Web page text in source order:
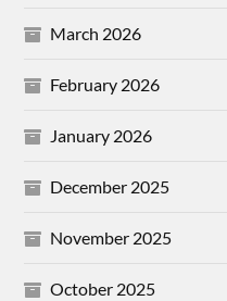
March 2026
February 2026
January 2026
December 2025
November 2025
October 2025